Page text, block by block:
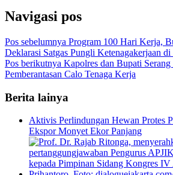
Navigasi pos
Pos sebelumnya Program 100 Hari Kerja,
Deklarasi Satgas Pungli Ketenagakerjaan
Pos berikutnya Kapolres dan Bupati Serang
Pemberantasan Calo Tenaga Kerja
Berita lainya
Aktivis Perlindungan Hewan Protes
Ekspor Monyet Ekor Panjang